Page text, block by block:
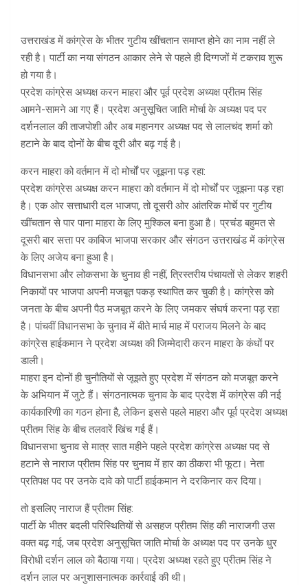
उत्तराखंड में कांग्रेस के भीतर गुटीय खींचतान समाप्त होने का नाम नहीं ले
रही है। पार्टी का नया संगठन आकार लेने से पहले ही दिग्गजों में टकराव शुरू
हो गया है।
प्रदेश कांग्रेस अध्यक्ष करन माहरा और पूर्व प्रदेश अध्यक्ष प्रीतम सिंह
आमने-सामने आ गए हैं। प्रदेश अनुसूचित जाति मोर्चा के अध्यक्ष पद पर
दर्शनलाल की ताजपोशी और अब महानगर अध्यक्ष पद से लालचंद शर्मा को
हटाने के बाद दोनों के बीच दूरी और बढ़ गई है।
करन माहरा को वर्तमान में दो मोर्चों पर जूझना पड़ रहा:
प्रदेश कांग्रेस अध्यक्ष करन माहरा को वर्तमान में दो मोर्चों पर जूझना पड़ रहा
है। एक ओर सत्ताधारी दल भाजपा, तो दूसरी ओर आंतरिक मोर्चे पर गुटीय
खींचतान से पार पाना माहरा के लिए मुश्किल बना हुआ है। प्रचंड बहुमत से
दूसरी बार सत्ता पर काबिज भाजपा सरकार और संगठन उत्तराखंड में कांग्रेस
के लिए अजेय बना हुआ है।
विधानसभा और लोकसभा के चुनाव ही नहीं, त्रिस्तरीय पंचायतों से लेकर शहरी
निकायों पर भाजपा अपनी मजबूत पकड़ स्थापित कर चुकी है। कांग्रेस को
जनता के बीच अपनी पैठ मजबूत करने के लिए जमकर संघर्ष करना पड़ रहा
है। पांचवीं विधानसभा के चुनाव में बीते मार्च माह में पराजय मिलने के बाद
कांग्रेस हाईकमान ने प्रदेश अध्यक्ष की जिम्मेदारी करन माहरा के कंधों पर
डाली।
माहरा इन दोनों ही चुनौतियों से जूझते हुए प्रदेश में संगठन को मजबूत करने
के अभियान में जुटे हैं। संगठनात्मक चुनाव के बाद प्रदेश में कांग्रेस की नई
कार्यकारिणी का गठन होना है, लेकिन इससे पहले माहरा और पूर्व प्रदेश अध्यक्ष
प्रीतम सिंह के बीच तलवारें खिंच गई हैं।
विधानसभा चुनाव से मात्र सात महीने पहले प्रदेश कांग्रेस अध्यक्ष पद से
हटाने से नाराज प्रीतम सिंह पर चुनाव में हार का ठीकरा भी फूटा। नेता
प्रतिपक्ष पद पर उनके दावे को पार्टी हाईकमान ने दरकिनार कर दिया।
तो इसलिए नाराज हैं प्रीतम सिंह:
पार्टी के भीतर बदली परिस्थितियों से असहज प्रीतम सिंह की नाराजगी उस
वक्त बढ़ गई, जब प्रदेश अनुसूचित जाति मोर्चा के अध्यक्ष पद पर उनके धुर
विरोधी दर्शन लाल को बैठाया गया। प्रदेश अध्यक्ष रहते हुए प्रीतम सिंह ने
दर्शन लाल पर अनुशासनात्मक कार्रवाई की थी।